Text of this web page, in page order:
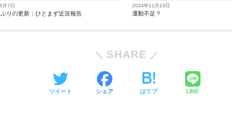
月7日
りの更新：ひとまず近況報告
2024年11月13日
運動不足？
SHARE
ツイート シェア はてブ LINE